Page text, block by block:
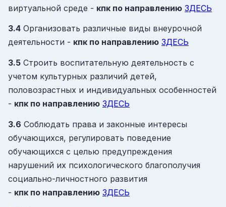
виртуальной среде - кпк по направлению ЗДЕСЬ
3.4 Организовать различные виды внеурочной
деятельности - кпк по направлению ЗДЕСЬ
3.5 Строить воспитательную деятельность с
учетом культурных различий детей,
половозрастных и индивидуальных особенностей
- кпк по направлению ЗДЕСЬ
3.6 Соблюдать права и законные интересы
обучающихся, регулировать поведение
обучающихся с целью предупреждения
нарушений их психологического благополучия
социально-личностного развития
- кпк по направлению ЗДЕСЬ